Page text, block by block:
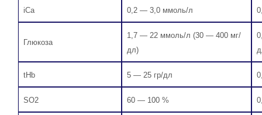
iCa 0,2 — 3,0 ммоль/л
Глюкоза
1,7 — 22 ммоль/л (30 — 400 мг/
дл)
tHb 5 — 25 гр/дл
SO2 60 — 100 %